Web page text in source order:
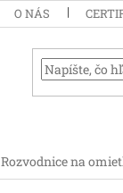
O NÁS
Rozvodnice na